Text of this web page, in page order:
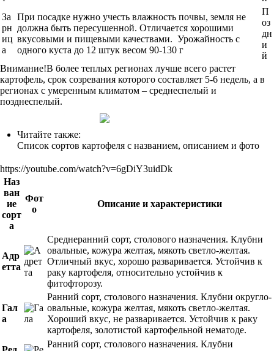
За
рн
иц
а
При посадке нужно учесть влажность почвы, земля не
должна быть пересушенной. Отличается хорошими
вкусовыми и пищевыми качествами. Урожайность с
одного куста до 12 штук весом 90-130 г
П
оз
дн
и
й
Внимание!В более теплых регионах лучше всего растет
картофель, срок созревания которого составляет 5-6 недель, а в
регионах с умеренным климатом – среднеспелый и
позднеспелый.
Читайте также:
Список сортов картофеля с названием, описанием и фото
https://youtube.com/watch?v=6gDiY3uidDk
Наз
ван
ие
сорт
а
Фот
о
Описание и характеристики
Адр
етта
Среднеранний сорт, столового назначения. Клубни
овальные, кожура желтая, мякоть светло-желтая.
Отличный вкус, хорошо разваривается. Устойчив к
раку картофеля, относительно устойчив к
фитофторозу.
Гал
а
Ранний сорт, столового назначения. Клубни округло-
овальные, кожура желтая, мякоть светло-желтая.
Хороший вкус, не разваривается. Устойчив к раку
картофеля, золотистой картофельной нематоде.
Ранний сорт, столового назначения. Клубни